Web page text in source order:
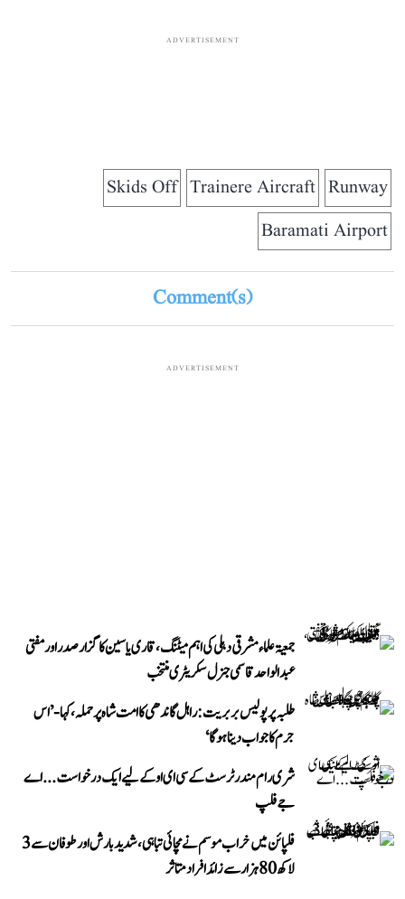
ADVERTISEMENT
Runway
Trainere Aircraft
Skids Off
Baramati Airport
Comment(s)
ADVERTISEMENT
جمعیۃ علماء مشرقی دہلی کی اہم میٹنگ، قاری یاسین کا گزار صدر اور مفتی
عبد الواحد قاسمی جنرل سکریٹری منتخب
طلبہ پر پولیس بربریت: راہل گاندھی کا امت شاہ پر حملہ، کہا- ’اس
جرم کا جواب دینا ہوگا‘
شری رام مندر ٹرسٹ کے سی ای او کے لیے ایک درخواست...اے
جے فلپ
فلپائن میں خراب موسم نے مچائی تباہی، شدید بارش اور طوفان سے 3
لاکھ 80 ہزار سے زائد افراد متاثر